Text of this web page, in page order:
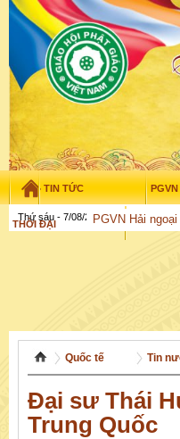
TIN TỨC PGVN
PGVN Hải ngoại
THỜI ĐẠI TUỔI TRẺ
Thứ sáu - 7/08/2026 – 19: 37:30
Quốc tế Tin
Đại sư Thái
Trung Quốc